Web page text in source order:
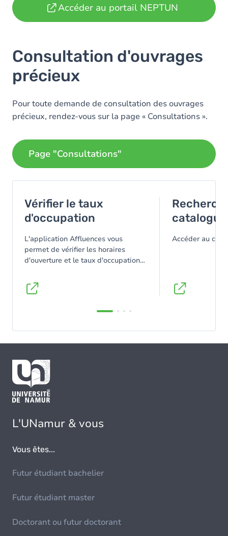
Accéder au portail NEPTUN
Consultation d'ouvrages
précieux
Pour toute demande de consultation des ouvrages
précieux, rendez-vous sur la page « Consultations ».
Page "Consultations"
Vérifier le taux
d'occupation
L'application Affluences vous
permet de vérifier les horaires
d'ouverture et le taux d'occupation
catalogue
Accéder au
L'UNamur & vous
Vous êtes...
Futur étudiant bachelier
Futur étudiant master
Doctorant ou futur doctorant